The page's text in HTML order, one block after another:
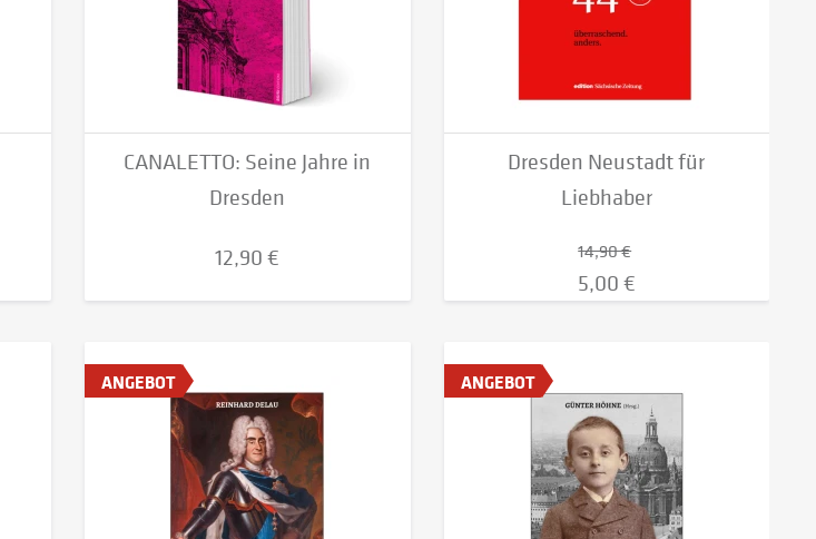
CANALETTO: Seine Jahre in
Dresden
12,90 €
Dresden Neustadt für
Liebhaber
14,90 €
5,00 €
ANGEBOT ANGEBOT